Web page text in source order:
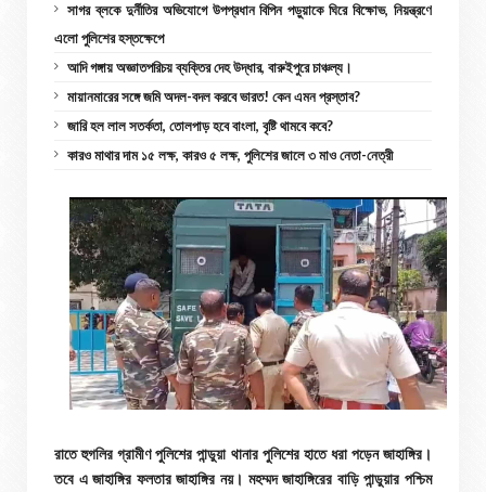
সাগর ব্লকে দুর্নীতির অভিযোগে উপপ্রধান বিপিন পড়ুয়াকে ঘিরে বিক্ষোভ, নিয়ন্ত্রণে
এলো পুলিশের হস্তক্ষেপে
আদি গঙ্গায় অজ্ঞাতপরিচয় ব্যক্তির দেহ উদ্ধার, বারুইপুরে চাঞ্চল্য।
মায়ানমারের সঙ্গে জমি অদল-বদল করবে ভারত! কেন এমন প্রস্তাব?
জারি হল লাল সতর্কতা, তোলপাড় হবে বাংলা, বৃষ্টি থামবে কবে?
কারও মাথার দাম ১৫ লক্ষ, কারও ৫ লক্ষ, পুলিশের জালে ৩ মাও নেতা-নেত্রী
রাতে হুগলির গ্রামীণ পুলিশের পান্ডুয়া থানার পুলিশের হাতে ধরা পড়েন জাহাঙ্গির।
তবে এ জাহাঙ্গির ফলতার জাহাঙ্গির নয়। মহম্মদ জাহাঙ্গিরের বাড়ি পান্ডুয়ার পশ্চিম